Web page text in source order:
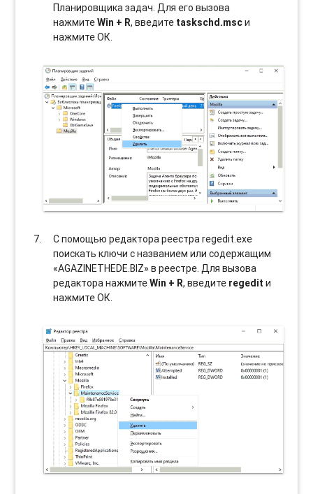
Планировщика задач. Для его вызова
нажмитеWin + R, введите taskschd.mscи
нажмите ОК.
С помощью редактора реестра regedit.exe
поискать ключи с названием или содержащим
«AGAZINETHEDE.BIZ» в реестре. Для вызова
редактора нажмитеWin + R, введите regedit и
нажмите ОК.